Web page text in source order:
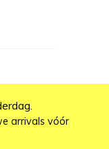
arrivals vóór